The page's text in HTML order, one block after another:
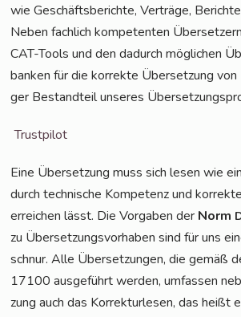
wie Geschäfts­be­rich­te, Ver­trä­ge,
Neben fach­lich kom­pe­ten­ten
CAT-Tools und den dadurch mög­li­chen
ban­ken für die kor­rek­te Über­set­zung
ger Bestand­teil unse­res
Trust­pi­lot
Eine Über­set­zung muss sich lesen wie
durch tech­ni­sche Kom­pe­tenz und
errei­chen lässt. Die Vor­ga­ben der Norm
zu Über­set­zungs­vor­ha­ben sind für uns
schnur. Alle Über­set­zun­gen, die gemäß
17100 aus­ge­führt wer­den, umfas­sen
zung auch das Kor­rek­tur­le­sen, das heißt